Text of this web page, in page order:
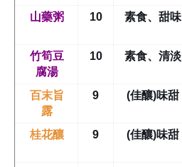
山藥粥
10 素食、甜味
竹筍豆
腐湯
10 素食、清淡
百末旨
露
9 (佳釀)味甜
桂花釀
9 (佳釀)味甜